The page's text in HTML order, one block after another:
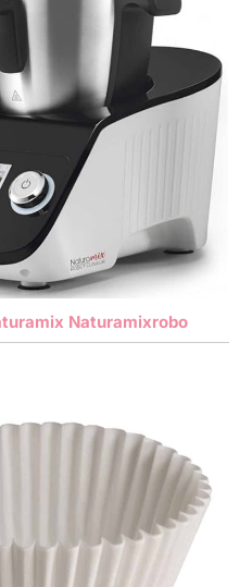
Naturamixrobo